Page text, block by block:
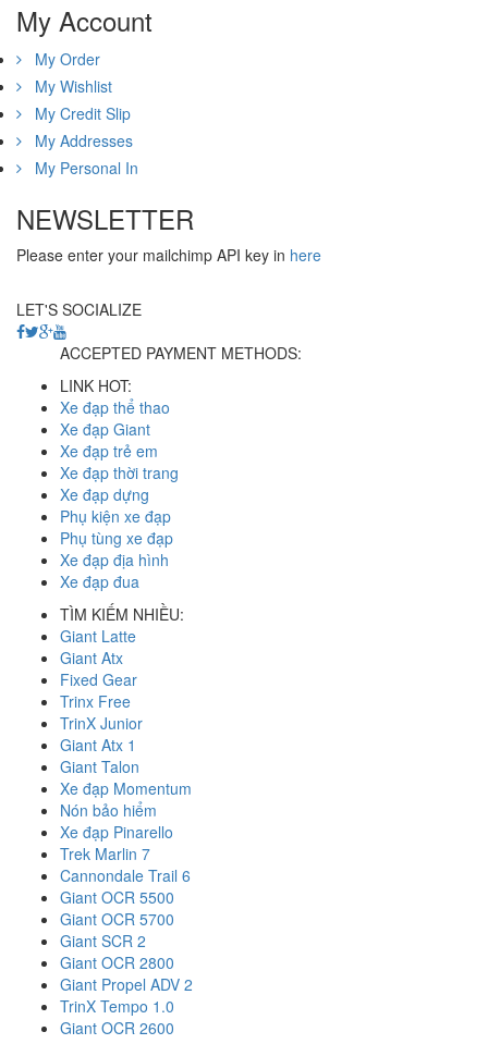
My Account
My Order
My Wishlist
My Credit Slip
My Addresses
My Personal In
NEWSLETTER
Please enter your mailchimp API key in here
LET'S SOCIALIZE
ACCEPTED PAYMENT METHODS:
LINK HOT:
Xe đạp thể thao
Xe đạp Giant
Xe đạp trẻ em
Xe đạp thời trang
Xe đạp dựng
Phụ kiện xe đạp
Phụ tùng xe đạp
Xe đạp địa hình
Xe đạp đua
TÌM KIẾM NHIỀU:
Giant Latte
Giant Atx
Fixed Gear
Trinx Free
TrinX Junior
Giant Atx 1
Giant Talon
Xe đạp Momentum
Nón bảo hiểm
Xe đạp Pinarello
Trek Marlin 7
Cannondale Trail 6
Giant OCR 5500
Giant OCR 5700
Giant SCR 2
Giant OCR 2800
Giant Propel ADV 2
TrinX Tempo 1.0
Giant OCR 2600